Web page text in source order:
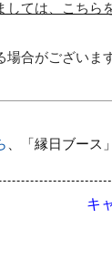
ては、こちら
合がございま
、「縁日ブース
キ